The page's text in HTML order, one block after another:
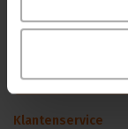
Volg ons op
Volg ons op
Binnen 24 uur
Klantenservice